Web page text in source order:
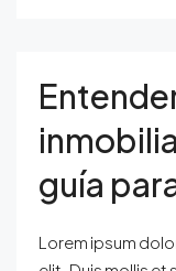
guía
Lorem ipsum